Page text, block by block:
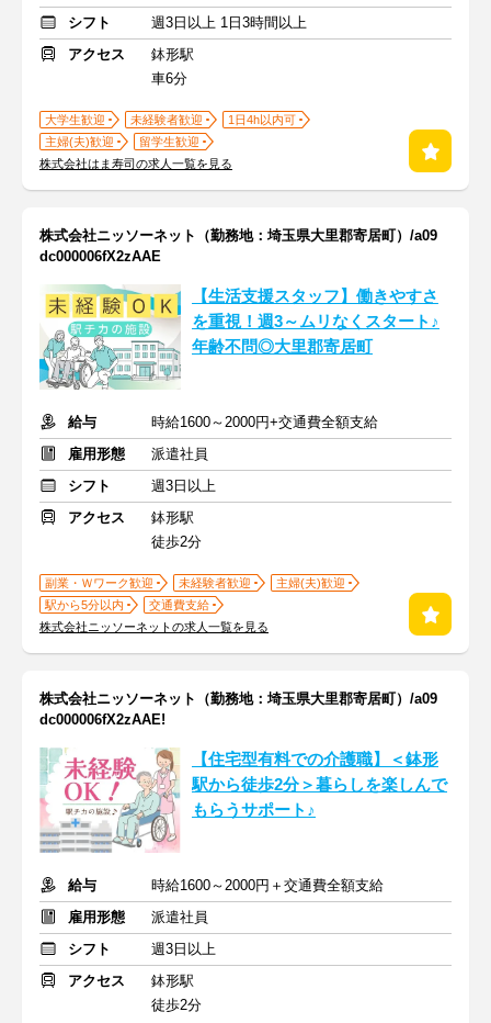
シフト
週3日以上 1日3時間以上
アクセス
鉢形駅
車6分
大学生歓迎 未経験者歓迎
1日4h以内可
主婦(夫)歓迎
留学生歓迎
株式会社はま寿司の求人一覧を見る
株式会社ニッソーネット（勤務地：埼玉県大里郡寄居町）/a09
dc000006fX2zAAE
【生活支援スタッフ】働きやすさ
を重視！週3～ムリなくスタート♪
年齢不問◎大里郡寄居町
給与
時給1600～2000円+交通費全額支給
雇用形態
派遣社員
シフト
週3日以上
アクセス
鉢形駅
徒歩2分
副業・Ｗワーク歓迎 未経験者歓迎
主婦(夫)歓迎
駅から5分以内
交通費支給
株式会社ニッソーネットの求人一覧を見る
株式会社ニッソーネット（勤務地：埼玉県大里郡寄居町）/a09
dc000006fX2zAAE!
【住宅型有料での介護職】＜鉢形
駅から徒歩2分＞暮らしを楽しんで
もらうサポート♪
給与
時給1600～2000円＋交通費全額支給
雇用形態
派遣社員
シフト
週3日以上
アクセス
鉢形駅
徒歩2分